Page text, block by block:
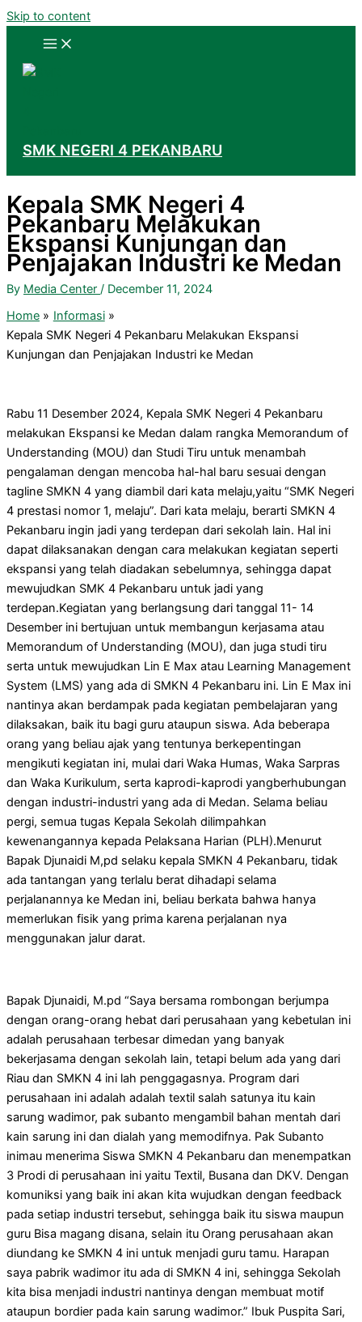
Skip to content
SMK NEGERI 4 PEKANBARU
Kepala SMK Negeri 4
Pekanbaru Melakukan
Ekspansi Kunjungan dan
Penjajakan Industri ke Medan
By Media Center / December 11, 2024
Home
Informasi
Kepala SMK Negeri 4 Pekanbaru Melakukan Ekspansi
Kunjungan dan Penjajakan Industri ke Medan
Rabu 11 Desember 2024, Kepala SMK Negeri 4 Pekanbaru
melakukan Ekspansi ke Medan dalam rangka Memorandum of
Understanding (MOU) dan Studi Tiru untuk menambah
pengalaman dengan mencoba hal-hal baru sesuai dengan
tagline SMKN 4 yang diambil dari kata melaju,yaitu “SMK Negeri
4 prestasi nomor 1, melaju”. Dari kata melaju, berarti SMKN 4
Pekanbaru ingin jadi yang terdepan dari sekolah lain. Hal ini
dapat dilaksanakan dengan cara melakukan kegiatan seperti
ekspansi yang telah diadakan sebelumnya, sehingga dapat
mewujudkan SMK 4 Pekanbaru untuk jadi yang
terdepan.Kegiatan yang berlangsung dari tanggal 11- 14
Desember ini bertujuan untuk membangun kerjasama atau
Memorandum of Understanding (MOU), dan juga studi tiru
serta untuk mewujudkan Lin E Max atau Learning Management
System (LMS) yang ada di SMKN 4 Pekanbaru ini. Lin E Max ini
nantinya akan berdampak pada kegiatan pembelajaran yang
dilaksakan, baik itu bagi guru ataupun siswa. Ada beberapa
orang yang beliau ajak yang tentunya berkepentingan
mengikuti kegiatan ini, mulai dari Waka Humas, Waka Sarpras
dan Waka Kurikulum, serta kaprodi-kaprodi yangberhubungan
dengan industri-industri yang ada di Medan. Selama beliau
pergi, semua tugas Kepala Sekolah dilimpahkan
kewenangannya kepada Pelaksana Harian (PLH).Menurut
Bapak Djunaidi M,pd selaku kepala SMKN 4 Pekanbaru, tidak
ada tantangan yang terlalu berat dihadapi selama
perjalanannya ke Medan ini, beliau berkata bahwa hanya
memerlukan fisik yang prima karena perjalanan nya
menggunakan jalur darat.
Bapak Djunaidi, M.pd “Saya bersama rombongan berjumpa
dengan orang-orang hebat dari perusahaan yang kebetulan ini
adalah perusahaan terbesar dimedan yang banyak
bekerjasama dengan sekolah lain, tetapi belum ada yang dari
Riau dan SMKN 4 ini lah penggagasnya. Program dari
perusahaan ini adalah adalah textil salah satunya itu kain
sarung wadimor, pak subanto mengambil bahan mentah dari
kain sarung ini dan dialah yang memodifnya. Pak Subanto
inimau menerima Siswa SMKN 4 Pekanbaru dan menempatkan
3 Prodi di perusahaan ini yaitu Textil, Busana dan DKV. Dengan
komuniksi yang baik ini akan kita wujudkan dengan feedback
pada setiap industri tersebut, sehingga baik itu siswa maupun
guru Bisa magang disana, selain itu Orang perusahaan akan
diundang ke SMKN 4 ini untuk menjadi guru tamu. Harapan
saya pabrik wadimor itu ada di SMKN 4 ini, sehingga Sekolah
kita bisa menjadi industri nantinya dengan membuat motif
ataupun bordier pada kain sarung wadimor.” Ibuk Puspita Sari,